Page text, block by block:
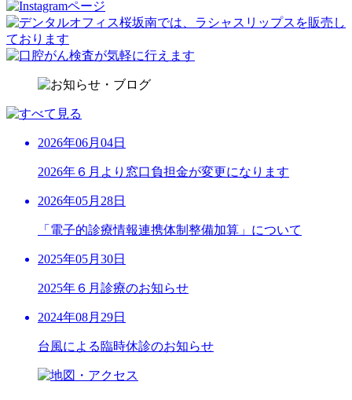
2026年06月04日
2026年６月より窓口負担金が変更になります
2026年05月28日
「電子的診療情報連携体制整備加算」について
2025年05月30日
2025年６月診療のお知らせ
2024年08月29日
台風による臨時休診のお知らせ